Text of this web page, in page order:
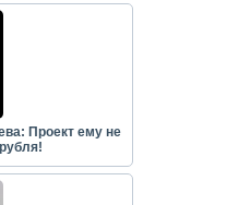
Проект ему не